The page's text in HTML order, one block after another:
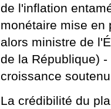
de l'inflation
monétaire mise en
alors ministre de
de la République)
croissance
La crédibilité du